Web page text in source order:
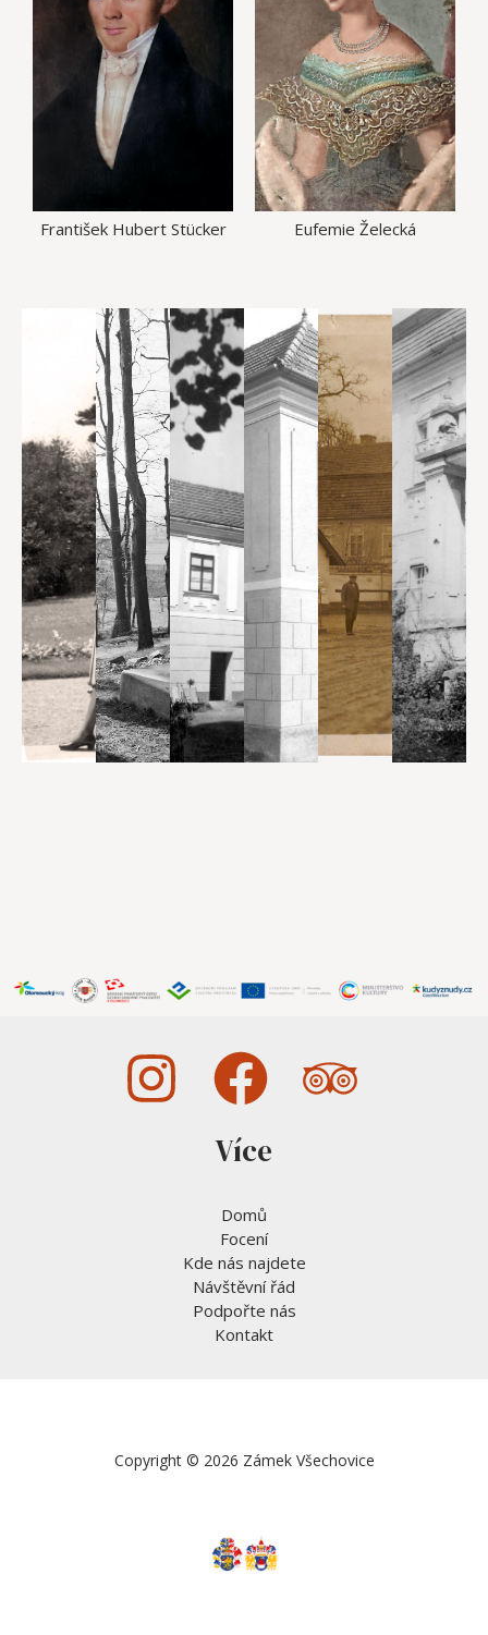
František Hubert Stücker Eufemie Želecká
Více
Domů
Focení
Kde nás najdete
Návštěvní řád
Podpořte nás
Kontakt
Copyright © 2026 Zámek Všechovice